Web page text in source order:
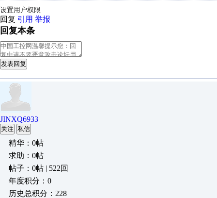
设置用户权限
回复 引用 举报
回复本条
发表回复
JINXQ6933
关注 私信
精华：0帖
求助：0帖
帖子：0帖 | 522回
年度积分：0
历史总积分：228